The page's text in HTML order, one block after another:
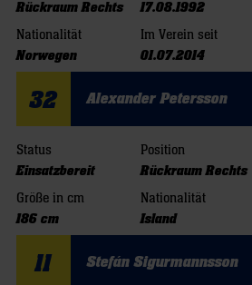
Rückraum Rechts
17.08.1992
Nationalität
Norwegen
Im Verein seit
01.07.2014
32 Alexander Petersson
Status
Einsatzbereit
Position
Rückraum Rechts
Größe in cm
186 cm
Nationalität
Island
11 Stefán Sigurmannsson